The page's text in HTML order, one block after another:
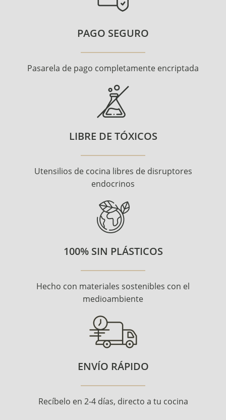
PAGO SEGURO
Pasarela de pago completamente encriptada
LIBRE DE TÓXICOS
Utensilios de cocina libres de disruptores
endocrinos
100% SIN PLÁSTICOS
Hecho con materiales sostenibles con el
medioambiente
ENVÍO RÁPIDO
Recíbelo en 2-4 días, directo a tu cocina